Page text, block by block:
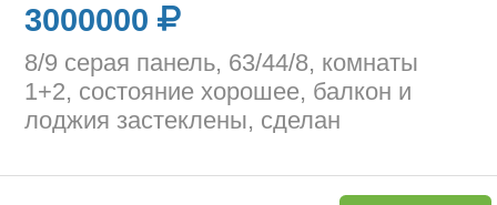
3000000
8/9 серая панель, 63/44/8, комнаты
1+2, состояние хорошее, балкон и
лоджия застеклены, сделан